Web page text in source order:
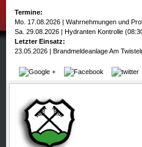
Termine:
Mo. 17.08.2026 | Wahrnehmungen und
Sa. 29.08.2026 | Hydranten Kontrolle
Letzter Einsatz:
23.05.2026 | Brandmeldeanlage Am